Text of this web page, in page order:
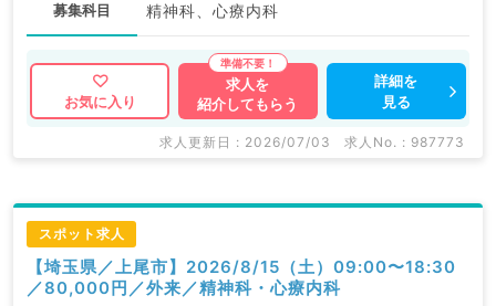
募集科目 精神科、心療内科
お気に入り
求人を
紹介してもらう
詳細を
見る
求人更新日 : 2026/07/03 求人No. : 987773
スポット求人
【埼玉県／上尾市】2026/8/15（土）09:00〜18:30
／80,000円／外来／精神科・心療内科